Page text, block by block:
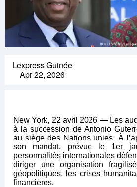
Lexpress Guinée
Apr 22, 2026
New York, 22 avril 2026 — Les
à la succession de Antonio
au siège des Nations unies. À
son mandat, prévue le 1er
personnalités internationales
diriger une organisation
géopolitiques, les crises
financières.